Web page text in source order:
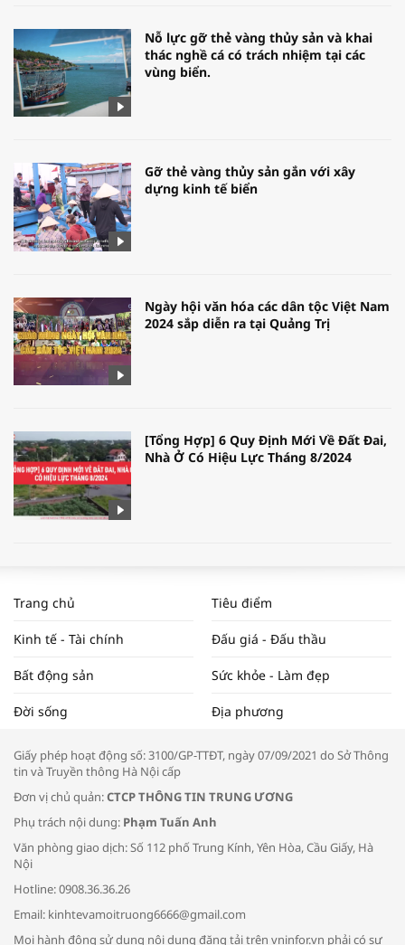
Nỗ lực gỡ thẻ vàng thủy sản và khai
thác nghề cá có trách nhiệm tại các
vùng biển.
Gỡ thẻ vàng thủy sản gắn với xây
dựng kinh tế biển
Ngày hội văn hóa các dân tộc Việt Nam
2024 sắp diễn ra tại Quảng Trị
[Tổng Hợp] 6 Quy Định Mới Về Đất Đai,
Nhà Ở Có Hiệu Lực Tháng 8/2024
NAM NĂM 2024 VÀ NĂM 2025 | NHỊP
ĐẬP THỊ TRƯỜNG #62
Tọa đàm “Xúc tiến thương mại: Khơi
Bác sĩ tư vấn cách phòng tránh bệnh
đường hô hấp trong thời tiết giao mùa
Trang chủ Tiêu điểm
Kinh tế - Tài chính Đấu giá - Đấu thầu
Bất động sản Sức khỏe - Làm đẹp
Đời sống Địa phương
Giấy phép hoạt động số: 3100/GP-TTĐT, ngày 07/09/2021 do Sở Thông
tin và Truyền thông Hà Nội cấp
Đơn vị chủ quản:CTCP THÔNG TIN TRUNG ƯƠNG
Phụ trách nội dung: Phạm Tuấn Anh
Văn phòng giao dịch: Số 112 phố Trung Kính, Yên Hòa, Cầu Giấy, Hà
Nội
Hotline: 0908.36.36.26
Email: kinhtevamoitruong6666@gmail.com
Mọi hành động sử dụng nội dung đăng tải trên vninfor.vn phải có sự